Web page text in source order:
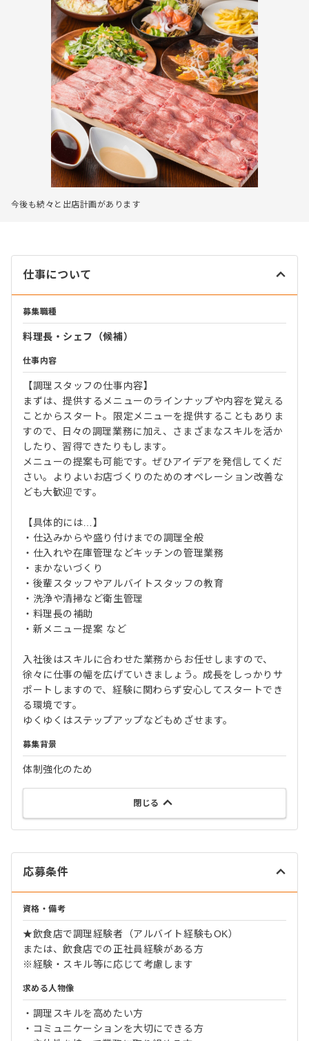
今後も続々と出店計画があります
仕事について
募集職種
料理長・シェフ（候補）
仕事内容
【調理スタッフの仕事内容】
まずは、提供するメニューのラインナップや内容を覚える
ことからスタート。限定メニューを提供することもありま
すので、日々の調理業務に加え、さまざまなスキルを活か
したり、習得できたりもします。
メニューの提案も可能です。ぜひアイデアを発信してくだ
さい。よりよいお店づくりのためのオペレーション改善な
ども大歓迎です。
【具体的には…】
・仕込みからや盛り付けまでの調理全般
・仕入れや在庫管理などキッチンの管理業務
・まかないづくり
・後輩スタッフやアルバイトスタッフの教育
・洗浄や清掃など衛生管理
・料理長の補助
・新メニュー提案 など
入社後はスキルに合わせた業務からお任せしますので、
徐々に仕事の幅を広げていきましょう。成長をしっかりサ
ポートしますので、経験に関わらず安心してスタートでき
る環境です。
ゆくゆくはステップアップなどもめざせます。
募集背景
体制強化のため
閉じる
応募条件
資格・備考
★飲食店で調理経験者（アルバイト経験もOK）
または、飲食店での正社員経験がある方
※経験・スキル等に応じて考慮します
求める人物像
・調理スキルを高めたい方
・コミュニケーションを大切にできる方